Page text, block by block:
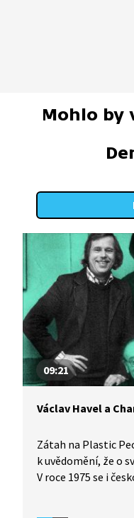
Mohlo by
09:21
Václav Havel a
Zátah na Plastic
k uvědomění, že o
V roce 1975 se i